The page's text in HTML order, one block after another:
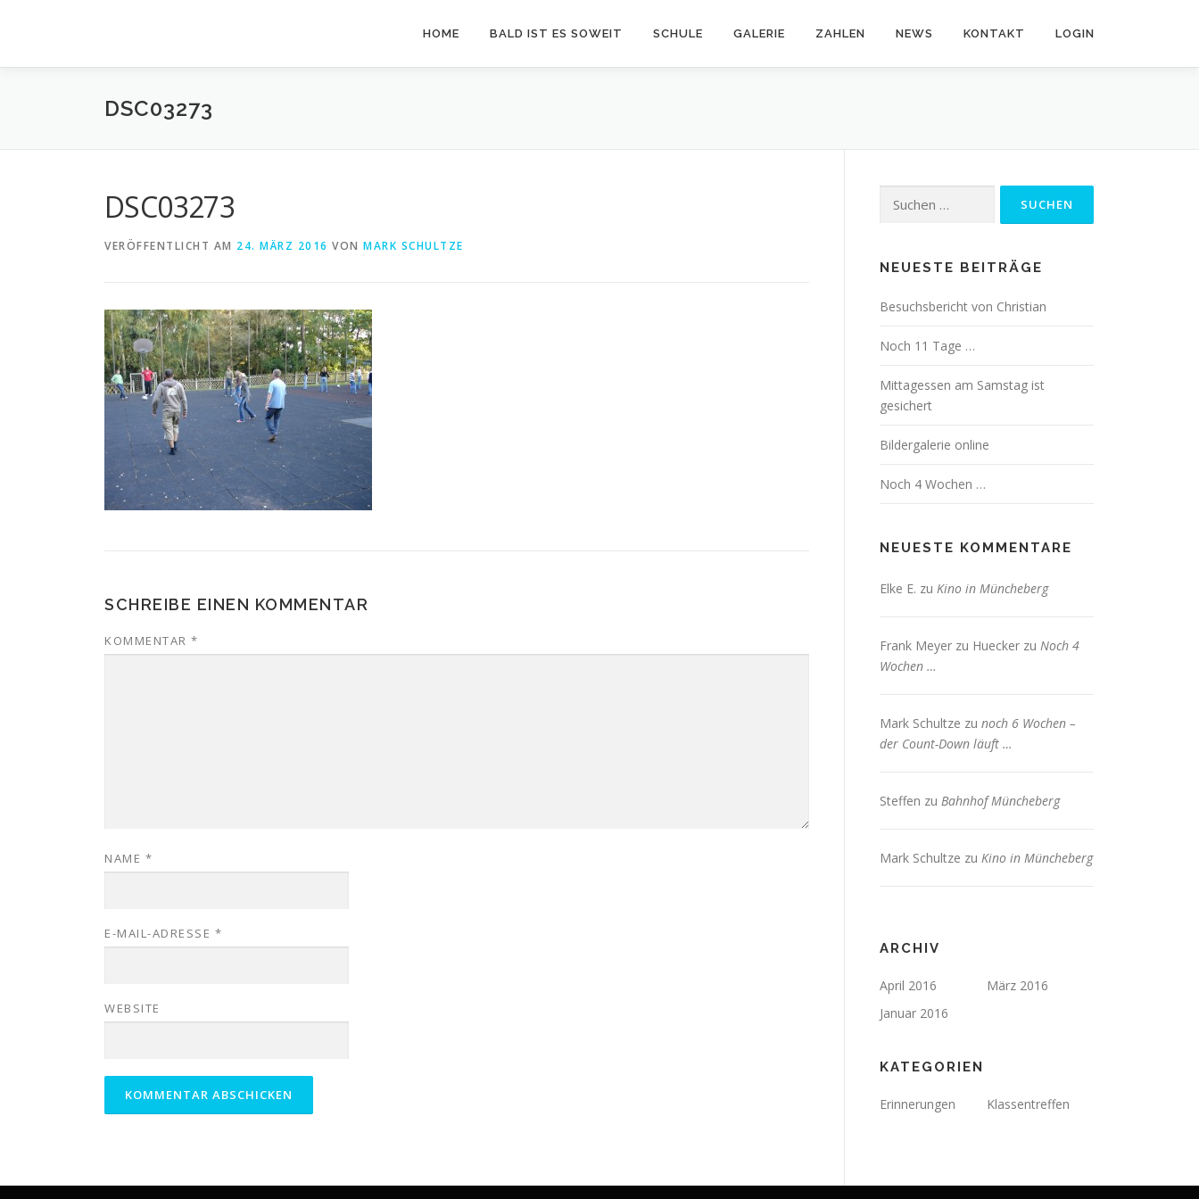
HOME BALD IST ES SOWEIT SCHULE GALERIE ZAHLEN NEWS KONTAKT LOGIN
DSC03273
DSC03273
VERÖFFENTLICHT AM 24. MÄRZ 2016 VON MARK SCHULTZE
SCHREIBE EINEN KOMMENTAR
KOMMENTAR *
NAME *
E-MAIL-ADRESSE *
WEBSITE
nach:
NEUESTE BEITRÄGE
Besuchsbericht von Christian
Noch 11 Tage …
Mittagessen am Samstag ist
gesichert
Bildergalerie online
Noch 4 Wochen …
NEUESTE KOMMENTARE
Elke E. zu Kino in Müncheberg
Frank Meyer zu Huecker zu Noch 4
Wochen …
Mark Schultze zu noch 6 Wochen –
der Count-Down läuft …
Steffen zu Bahnhof Müncheberg
Mark Schultze zu Kino in Müncheberg
ARCHIV
April 2016
März 2016
Januar 2016
KATEGORIEN
Erinnerungen Klassentreffen